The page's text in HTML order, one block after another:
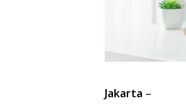
Jakarta –